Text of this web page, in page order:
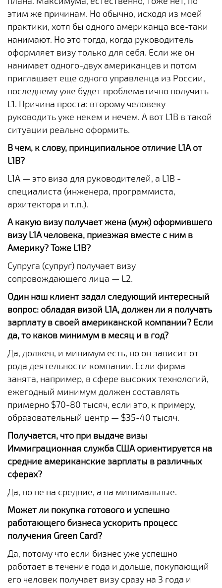
этим же причинам. Но обычно, исходя из моей
практики, хотя бы одного американца все-таки
нанимают. Но это тогда, когда руководитель
оформляет визу только для себя. Если же он
нанимает одного-двух американцев и потом
приглашает еще одного управленца из России,
последнему уже будет проблематично получить
L1. Причина проста: второму человеку
руководить уже некем и нечем. А вот L1B в такой
ситуации реально оформить.
В чем, к слову, принципиальное отличие L1A от
L1B?
L1A — это виза для руководителей, а L1B -
специалиста (инженера, программиста,
архитектора и т.п.).
А какую визу получает жена (муж) оформившего
визу L1A человека, приезжая вместе с ним в
Америку? Тоже L1B?
Супруга (супруг) получает визу
сопровождающего лица — L2.
Один наш клиент задал следующий интересный
вопрос: обладая визой L1A, должен ли я получать
зарплату в своей американской компании? Если
да, то каков минимум в месяц и в год?
Да, должен, и минимум есть, но он зависит от
рода деятельности компании. Если фирма
занята, например, в сфере высоких технологий,
ежегодный минимум должен составлять
примерно $70-80 тысяч, если это, к примеру,
образовательный центр — $35-40 тысяч.
Получается, что при выдаче визы
Иммиграционная служба США ориентируется на
средние американские зарплаты в различных
сферах?
Да, но не на средние, а на минимальные.
Может ли покупка готового и успешно
работающего бизнеса ускорить процесс
получения Green Card?
Да, потому что если бизнес уже успешно
работает в течение года и дольше, покупающий
его человек получает визу сразу на 3 года и